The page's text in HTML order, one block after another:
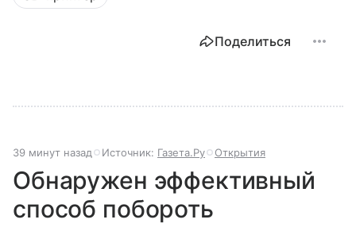
Поделиться
39 минут назад Источник: Газета.Ру Открытия
Обнаружен эффективный
способ побороть